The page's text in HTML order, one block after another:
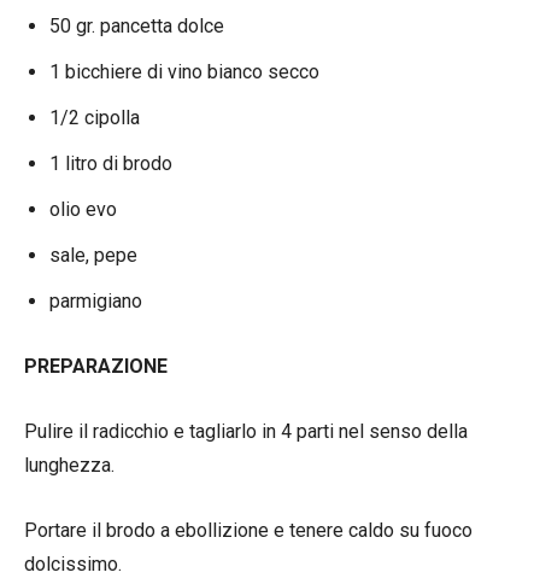
50 gr. pancetta dolce
1 bicchiere di vino bianco secco
1/2 cipolla
1 litro di brodo
olio evo
sale, pepe
parmigiano
PREPARAZIONE
Pulire il radicchio e tagliarlo in 4 parti nel senso della
lunghezza.
Portare il brodo a ebollizione e tenere caldo su fuoco
dolcissimo.